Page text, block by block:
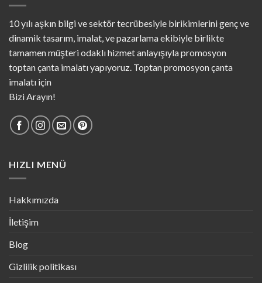
10 yılı aşkın bilgi ve sektör tecrübesiyle birikimlerini genç ve
dinamik tasarım, imalat, ve pazarlama ekibiyle birlikte
tamamen müşteri odaklı hizmet anlayışıyla promosyon
toptan çanta imalatı yapıyoruz. Toptan promosyon çanta
imalatı için
Bizi Arayın!
HIZLI MENÜ
Hakkımızda
İletişim
Blog
Gizlilik politikası